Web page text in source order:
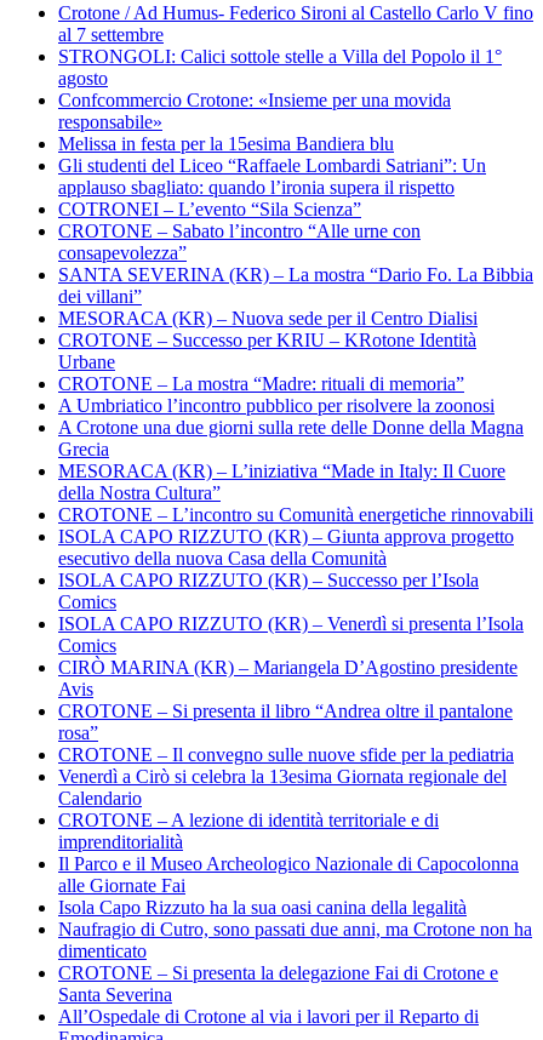
Crotone / Ad Humus- Federico Sironi al Castello Carlo V fino
al 7 settembre
STRONGOLI: Calici sottole stelle a Villa del Popolo il 1°
agosto
Confcommercio Crotone: «Insieme per una movida
responsabile»
Melissa in festa per la 15esima Bandiera blu
Gli studenti del Liceo “Raffaele Lombardi Satriani”: Un
applauso sbagliato: quando l’ironia supera il rispetto
COTRONEI – L’evento “Sila Scienza”
CROTONE – Sabato l’incontro “Alle urne con
consapevolezza”
SANTA SEVERINA (KR) – La mostra “Dario Fo. La Bibbia
dei villani”
MESORACA (KR) – Nuova sede per il Centro Dialisi
CROTONE – Successo per KRIU – KRotone Identità
Urbane
CROTONE – La mostra “Madre: rituali di memoria”
A Umbriatico l’incontro pubblico per risolvere la zoonosi
A Crotone una due giorni sulla rete delle Donne della Magna
Grecia
MESORACA (KR) – L’iniziativa “Made in Italy: Il Cuore
della Nostra Cultura”
CROTONE – L’incontro su Comunità energetiche rinnovabili
ISOLA CAPO RIZZUTO (KR) – Giunta approva progetto
esecutivo della nuova Casa della Comunità
ISOLA CAPO RIZZUTO (KR) – Successo per l’Isola
Comics
ISOLA CAPO RIZZUTO (KR) – Venerdì si presenta l’Isola
Comics
CIRÒ MARINA (KR) – Mariangela D’Agostino presidente
Avis
CROTONE – Si presenta il libro “Andrea oltre il pantalone
rosa”
CROTONE – Il convegno sulle nuove sfide per la pediatria
Venerdì a Cirò si celebra la 13esima Giornata regionale del
Calendario
CROTONE – A lezione di identità territoriale e di
imprenditorialità
Il Parco e il Museo Archeologico Nazionale di Capocolonna
alle Giornate Fai
Isola Capo Rizzuto ha la sua oasi canina della legalità
Naufragio di Cutro, sono passati due anni, ma Crotone non ha
dimenticato
CROTONE – Si presenta la delegazione Fai di Crotone e
Santa Severina
All’Ospedale di Crotone al via i lavori per il Reparto di